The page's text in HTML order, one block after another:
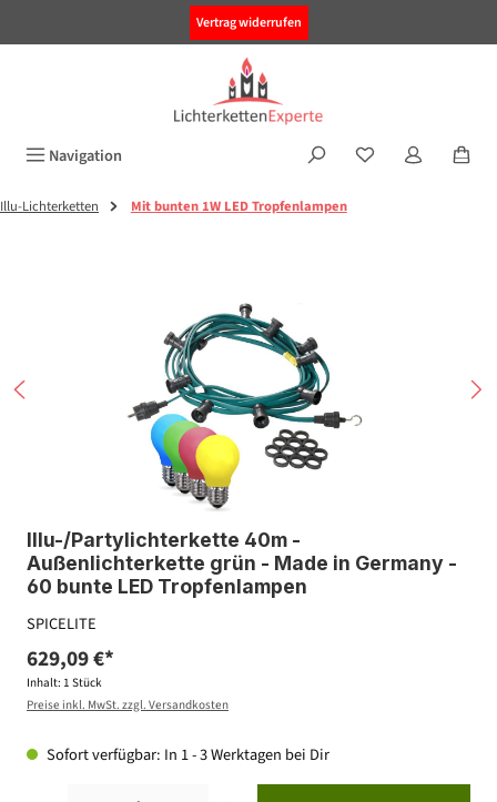
Vertrag widerrufen
Navigation
Illu-Lichterketten Mit bunten 1W LED Tropfenlampen
Illu-/Partylichterkette 40m -
Außenlichterkette grün - Made in Germany -
60 bunte LED Tropfenlampen
SPICELITE
629,09 €*
Inhalt: 1 Stück
Preise inkl. MwSt. zzgl. Versandkosten
Sofort verfügbar: In 1 - 3 Werktagen bei Dir